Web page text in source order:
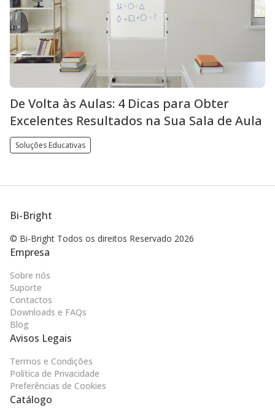
De Volta às Aulas: 4 Dicas para Obter
Excelentes Resultados na Sua Sala de Aula
Soluções Educativas
Bi-Bright
© Bi-Bright Todos os direitos Reservado 2026
Empresa
Sobre nós
Suporte
Contactos
Downloads e FAQs
Blog
Avisos Legais
Termos e Condições
Política de Privacidade
Preferências de Cookies
Catálogo